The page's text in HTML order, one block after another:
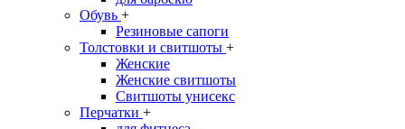
Обувь +
Резиновые сапоги
Толстовки и свитшоты +
Женские
Женские свитшоты
Свитшоты унисекс
Перчатки +